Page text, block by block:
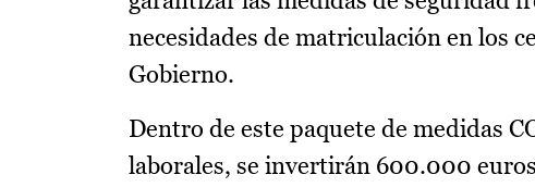
necesidades de matriculación en los
Gobierno.
Dentro de este paquete de medidas
laborales, se invertirán 600.000